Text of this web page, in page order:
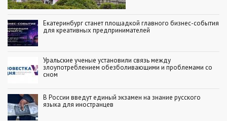
Екатеринбург станет площадкой главного бизнес-события
для креативных предпринимателей
Уральские ученые установили связь между
злоупотреблением обезболивающими и проблемами со
сном
В России введут единый экзамен на знание русского
языка для иностранцев